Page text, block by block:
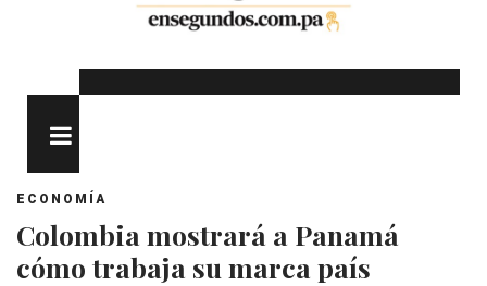
ECONOMÍA
Colombia mostrará a Panamá
cómo trabaja su marca país